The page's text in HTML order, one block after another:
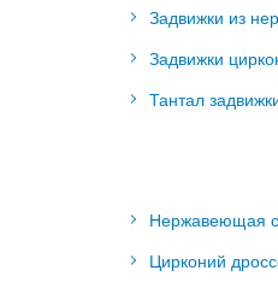
Задвижки из
Задвижки
Тантал
Нержавеющая
Цирконий